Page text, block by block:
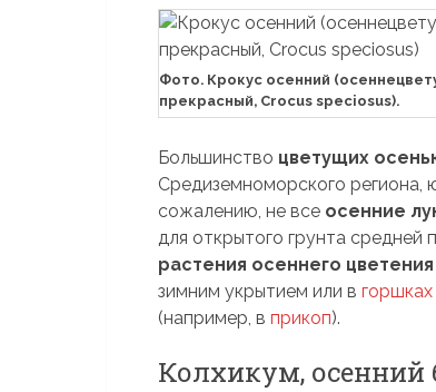
Фото. Крокус осенний
прекрасный, Crocus speciosus).
Большинство цветущих
Средиземноморского
сожалению, не все осенние
для открытого грунта средней
растения осеннего цветения
зимним укрытием или в горшках
(например, в прикоп).
Колхикум, осенний